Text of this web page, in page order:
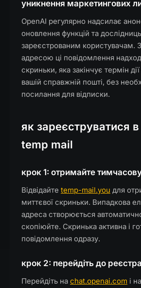
уникнення маркетингових
OpenAI регулярно надсилає
оновлення функцій та
зареєстрованим користувачам.
адресою ці повідомлення
скриньки, яка закінчує термін
вашій справжній пошті, без
посилання для відписки.
як зареєструватися
temp mail
крок 1: отримайте
Відвідайте temp-mail.you для
миттєвої скриньки. Випадкова
адреса створюється
скопіюйте. Скринька активна і
повідомлення одразу.
крок 2: перейдіть до
Перейдіть на chat.openai.com і